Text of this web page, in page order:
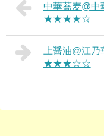
中華蕎麦@
★★★★☆
上醤油@江
★★★☆☆